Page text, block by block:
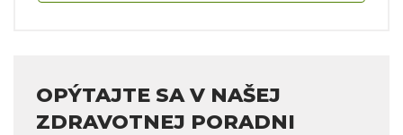
OPÝTAJTE SA V NAŠEJ
ZDRAVOTNEJ PORADNI